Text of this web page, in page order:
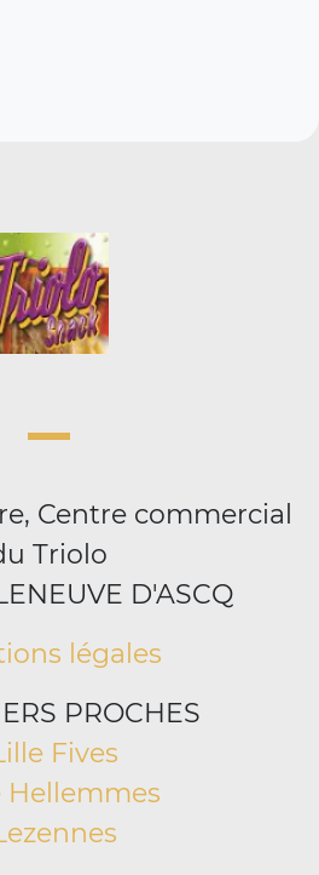
Centre commercial
Triolo
D'ASCQ
légales
PROCHES
Fives
Hellemmes